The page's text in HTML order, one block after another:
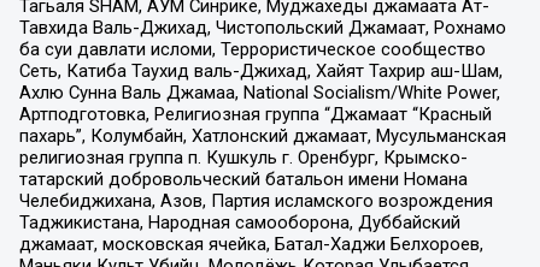
Тагьаля SHAM, АУМ Синрике, Муджахеды джамаата Ат-
Тавхида Валь-Джихад, Чистопольский Джамаат, Рохнамо
ба суи давлати исломи, Террористическое сообщество
Сеть, Катиба Таухид валь-Джихад, Хайят Тахрир аш-Шам,
Ахлю Сунна Валь Джамаа, National Socialism/White Power,
Артподготовка, Религиозная группа “Джамаат “Красный
пахарь”, Колумбайн, Хатлонский джамаат, Мусульманская
религиозная группа п. Кушкуль г. Оренбург, Крымско-
татарский добровольческий батальон имени Номана
Челебиджихана, Азов, Партия исламского возрождения
Таджикистана, Народная самооборона, Дуббайский
джамаат, московская ячейка, Батал-Хаджи Белхороев,